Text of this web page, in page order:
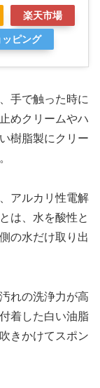
楽天市場
ピング
手で触った時に
めクリームやハ
樹脂製にクリー
アルカリ性電解
は、水を酸性と
の水だけ取り出
れの洗浄力が高
着した白い油脂
きかけてスポン